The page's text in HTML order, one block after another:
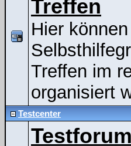
Treffen
Hier
Treffen im
organisiert
Testcenter
Testforum